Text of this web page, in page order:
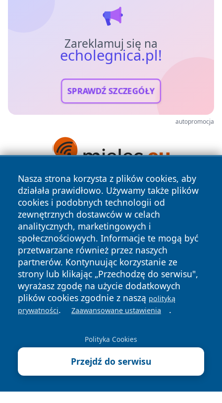
Zareklamuj się na
echolegnica.pl!
SPRAWDŹ SZCZEGÓŁY
autopromocja
Nasza strona korzysta z plików cookies, aby
działała prawidłowo. Używamy także plików
cookies i podobnych technologii od
zewnętrznych dostawców w celach
analitycznych, marketingowych i
społecznościowych. Informacje te mogą być
przetwarzane również przez naszych
partnerów. Kontynuując korzystanie ze
strony lub klikając „Przechodzę do serwisu",
wyrażasz zgodę na użycie dodatkowych
plików cookies zgodnie z naszą polityką
prywatności. Zaawansowane ustawienia .
Polityka Cookies
Przejdź do serwisu
Copyright © 2026 echolegnica.pl Wszystkie prawa
zastrzeżone.
News Autorzy
Polityka
Prywatności
Polityka
Cookies